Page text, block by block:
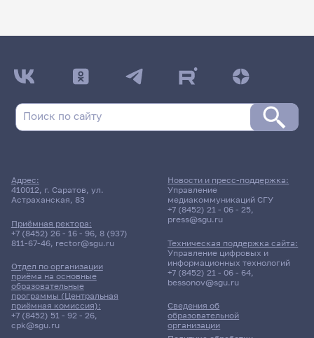
Адрес:
410012, г. Саратов, ул.
Астраханская, 83
Приёмная ректора:
+7 (8452) 26 - 16 - 96, 8 (937)
811-67-46, rector@sgu.ru
Отдел по организации
приёма на основные
образовательные
программы (Центральная
приёмная комиссия):
+7 (8452) 51 - 92 - 26,
cpk@sgu.ru
Сведения об
образовательной
организации
Новости и пресс-поддержка:
Управление
медиакоммуникаций СГУ
+7 (8452) 21 - 06 - 25,
press@sgu.ru
Техническая поддержка сайта:
Управление цифровых и
информационных технологий
+7 (8452) 21 - 06 - 64,
bessonov@sgu.ru